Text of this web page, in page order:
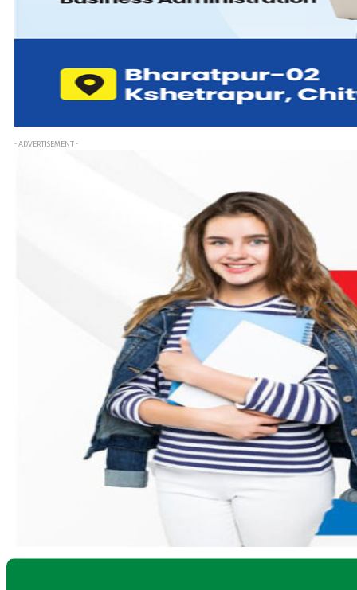
- ADVERTISEMENT -